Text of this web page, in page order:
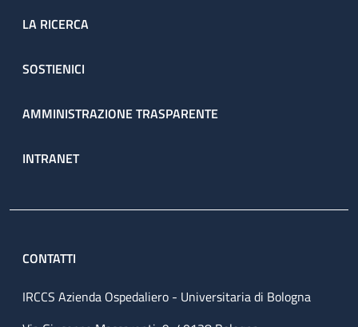
LA RICERCA
SOSTIENICI
AMMINISTRAZIONE TRASPARENTE
INTRANET
CONTATTI
IRCCS Azienda Ospedaliero - Universitaria di Bologna